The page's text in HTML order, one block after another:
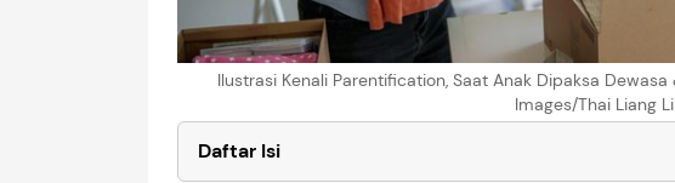
Ilustrasi Kenali Parentification, Saat Anak Dipaksa
Images/Thai Liang
Daftar Isi